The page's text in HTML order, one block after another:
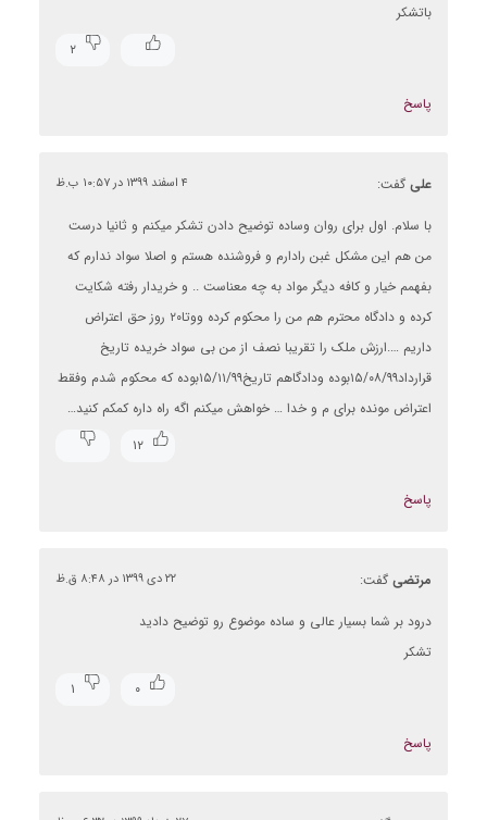
باتشکر
۲
پاسخ
علی گفت: ۴ اسفند ۱۳۹۹ در ۱۰:۵۷ ب.ظ
با سلام. اول برای روان وساده توضیح دادن تشکر میکنم و ثانیا درست
من هم این مشکل غبن رادارم و فروشنده هستم و اصلا سواد ندارم که
بفهمم خیار و کافه دیگر مواد به چه معناست .. و خریدار رفته شکایت
کرده و دادگاه محترم هم من را محکوم کرده ووتا۲۰ روز حق اعتراض
داریم ….ارزش ملک را تقریبا نصف از من بی سواد خریده تاریخ
قرارداد۱۵/۰۸/۹۹بوده ودادگاهم تاریخ۱۵/۱۱/۹۹بوده که محکوم شدم وفقط
اعتراض مونده برای م و خدا … خواهش میکنم اگه راه داره کمکم کنید…
۱۲
پاسخ
مرتضی گفت: ۲۲ دی ۱۳۹۹ در ۸:۴۸ ق.ظ
درود بر شما بسیار عالی و ساده موضوع رو توضیح دادید
تشکر
۰
۱
پاسخ